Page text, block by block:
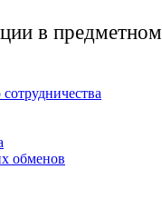
в
обменов